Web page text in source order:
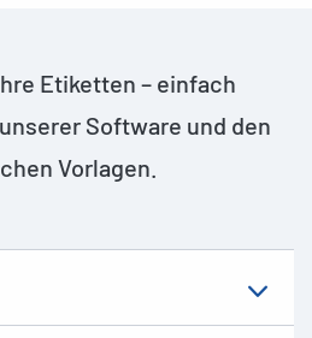
Etiketten – einfach
Software und den
Vorlagen.